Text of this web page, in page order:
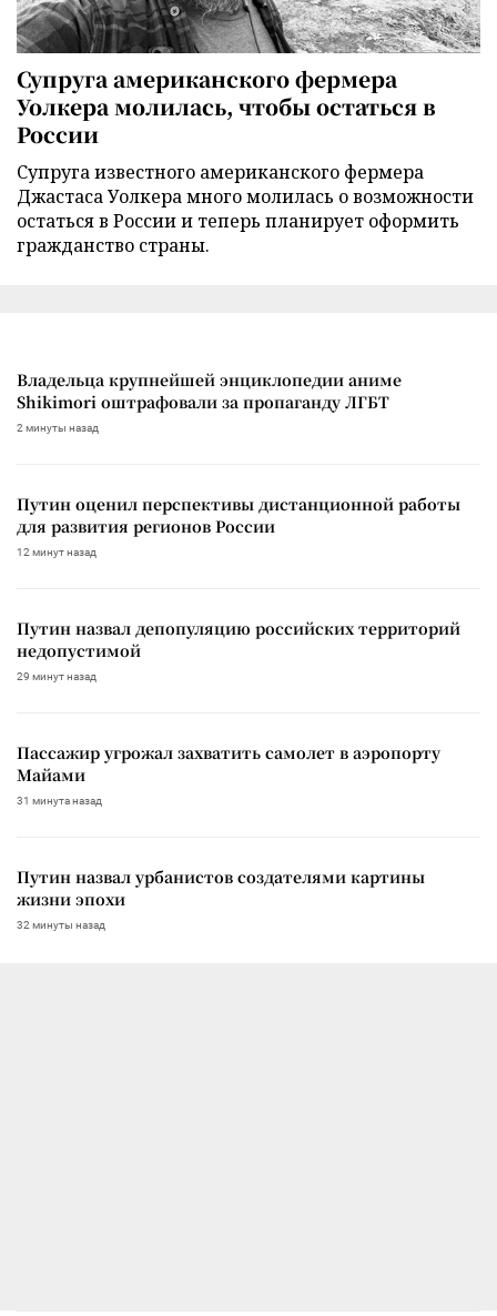
Супруга американского фермера
Уолкера молилась, чтобы остаться в
России
Супруга известного американского фермера
Джастаса Уолкера много молилась о возможности
остаться в России и теперь планирует оформить
гражданство страны.
Владельца крупнейшей энциклопедии аниме
Shikimori оштрафовали за пропаганду ЛГБТ
2 минуты назад
Путин оценил перспективы дистанционной работы
для развития регионов России
12 минут назад
Путин назвал депопуляцию российских территорий
недопустимой
29 минут назад
Пассажир угрожал захватить самолет в аэропорту
Майами
31 минута назад
Путин назвал урбанистов создателями картины
жизни эпохи
32 минуты назад